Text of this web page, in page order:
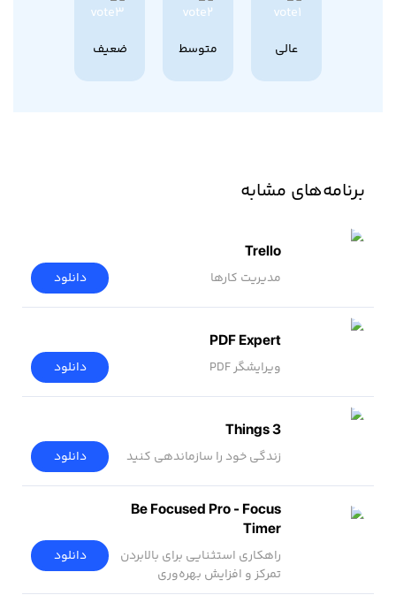
عالی متوسط ضعیف
برنامه‌های مشابه
Trello
مدیریت کارها دانلود
PDF Expert
ویرایشگر PDF دانلود
Things 3
زندگی خود را سازماندهی کنید دانلود
Be Focused Pro - Focus
Timer
راهکاری استثنایی برای بالابردن
تمرکز و افزایش بهره‌وری
دانلود